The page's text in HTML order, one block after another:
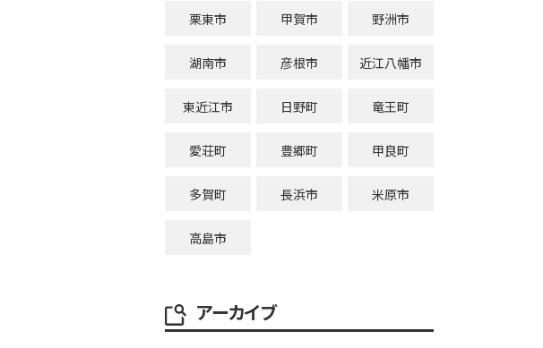
栗東市 甲賀市 野洲市
湖南市 彦根市 近江八幡市
東近江市 日野町 竜王町
愛荘町 豊郷町 甲良町
多賀町 長浜市 米原市
高島市
アーカイブ